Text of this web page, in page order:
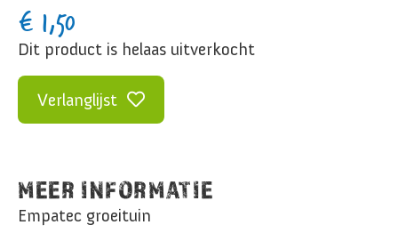
€ 1,50
Dit product is helaas uitverkocht
Verlanglijst
MEER INFORMATIE
Empatec groeituin